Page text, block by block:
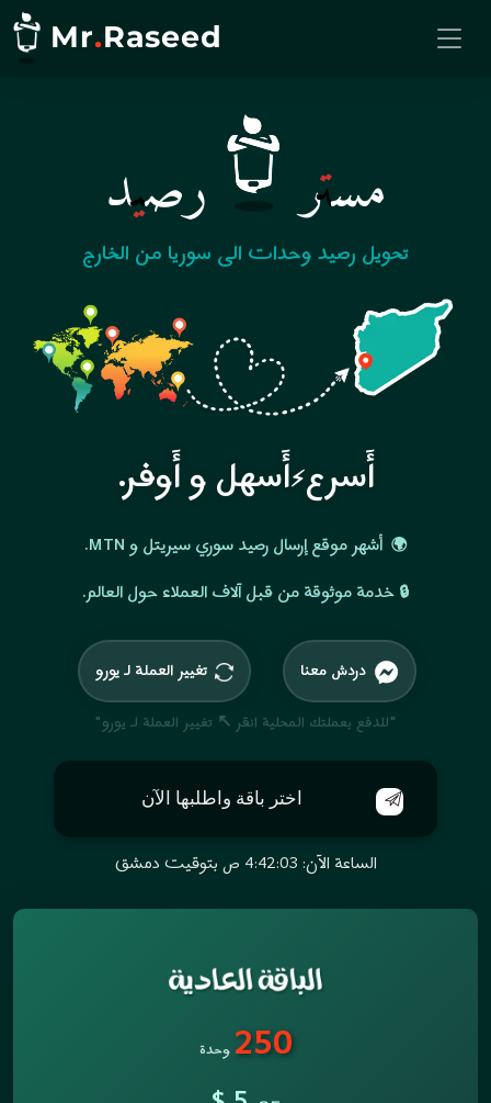
Mr.Raseed
أَسرع⚡أَسهل و أَوفر.
🌍 أشهر موقع إرسال رصيد سوري سيريتل و MTN.
🔒 خدمة موثوقة من قبل آلاف العملاء حول العالم.
دردش معنا تغيير العملة لـ يورو
"للدفع بعملتك المحلية انقر ↖ تغيير العملة لـ يورو"
مستر رصيد
تحويل رصيد وحدات الى سوريا من الخارج
خلال 5 لـ 60 دقيقة
الساعة الآن: 4:42:04 ص بتوقيت دمشق
250وحدة